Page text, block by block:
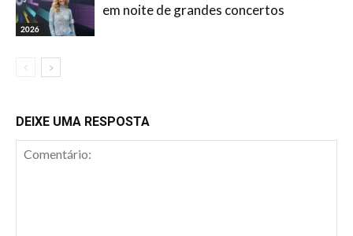
2026
em noite de grandes concertos
DEIXE UMA RESPOSTA